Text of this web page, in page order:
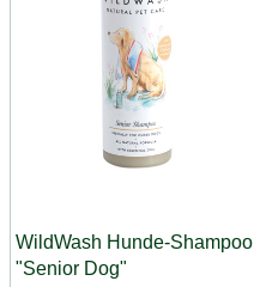
WildWash Hunde-Shampoo
"Senior Dog"